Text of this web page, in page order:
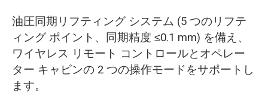
油圧同期リフティング システム (5 つのリフテ
ィング ポイント、同期精度 ≤0.1 mm) を備え、
ワイヤレス リモート コントロールとオペレー
ター キャビンの 2 つの操作モードをサポートし
ます。